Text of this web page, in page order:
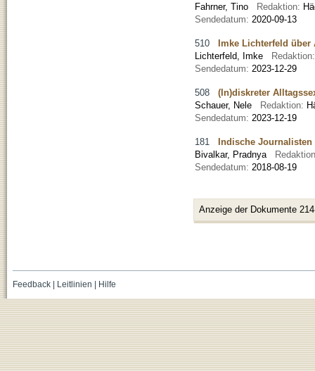
Fahrner, Tino
Redaktion:
Sendedatum: 2020-09-13
510 Imke Lichterfeld über
Lichterfeld, Imke
Sendedatum: 2023-12-29
508 (In)diskreter
Schauer, Nele
Redaktion:
Sendedatum: 2023-12-19
181 Indische Journalisten
Bivalkar, Pradnya
Sendedatum: 2018-08-19
Anzeige der Dokumente
Feedback| Leitlinien | Hilfe